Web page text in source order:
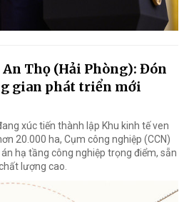
Thọ (Hải Phòng): Đón
gian phát triển mới
xúc tiến thành lập Khu kinh tế ven
20.000 ha, Cụm công nghiệp (CCN)
hạ tầng công nghiệp trọng điểm, sẵn
lượng cao.